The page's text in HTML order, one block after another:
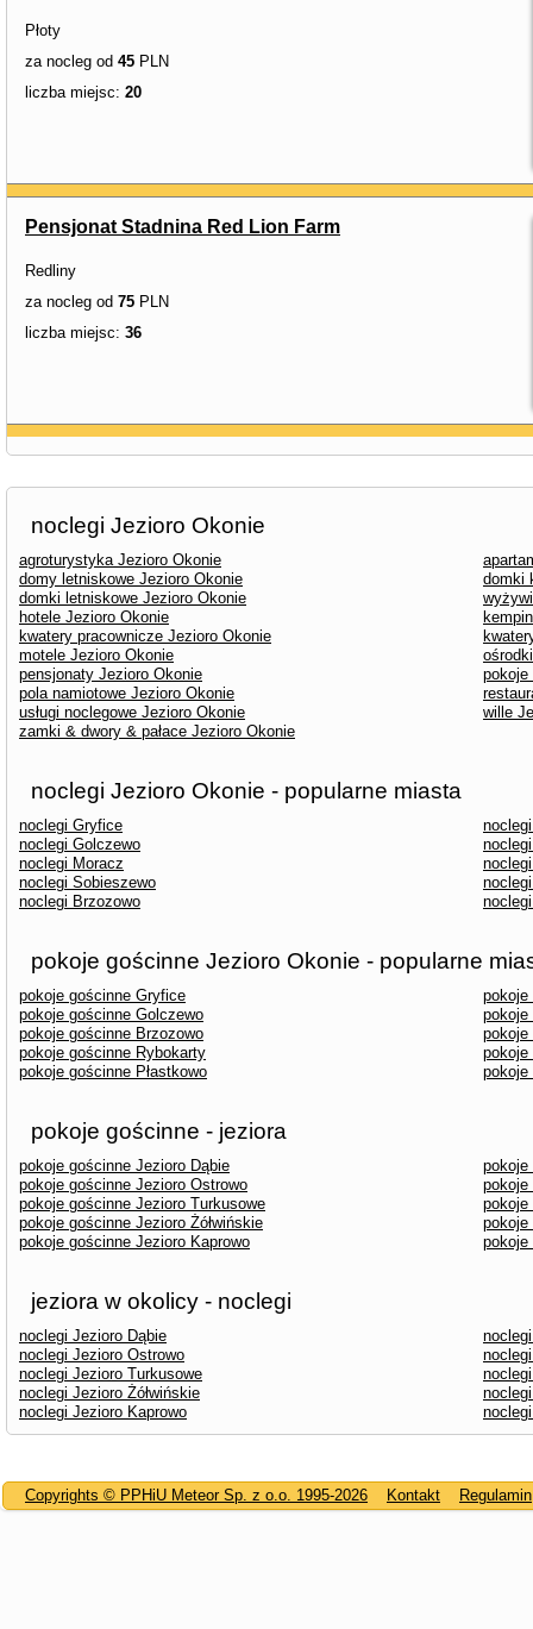
Płoty
za nocleg od 45 PLN
liczba miejsc: 20
Pensjonat Stadnina Red Lion Farm
Redliny
za nocleg od 75 PLN
liczba miejsc: 36
noclegi Jezioro Okonie
agroturystyka Jezioro Okonie
domy letniskowe Jezioro Okonie
domki
domki letniskowe Jezioro Okonie
hotele Jezioro Okonie
kwatery pracownicze Jezioro Okonie
motele Jezioro Okonie
pensjonaty Jezioro Okonie
pokoje
pola namiotowe Jezioro Okonie
usługi noclegowe Jezioro Okonie
wille
zamki & dwory & pałace Jezioro Okonie
noclegi Jezioro Okonie - popularne miasta
noclegi Gryfice
noclegi Golczewo
noclegi Moracz
noclegi Sobieszewo
noclegi Brzozowo
pokoje gościnne Jezioro Okonie - popularne
pokoje gościnne Gryfice
pokoje
pokoje gościnne Golczewo
pokoje
pokoje gościnne Brzozowo
pokoje
pokoje gościnne Rybokarty
pokoje
pokoje gościnne Płastkowo
pokoje
pokoje gościnne - jeziora
pokoje gościnne Jezioro Dąbie
pokoje
pokoje gościnne Jezioro Ostrowo
pokoje
pokoje gościnne Jezioro Turkusowe
pokoje
pokoje gościnne Jezioro Żółwińskie
pokoje
pokoje gościnne Jezioro Kaprowo
pokoje
jeziora w okolicy - noclegi
noclegi Jezioro Dąbie
noclegi Jezioro Ostrowo
noclegi Jezioro Turkusowe
noclegi Jezioro Żółwińskie
noclegi Jezioro Kaprowo
Copyrights © PPHiU Meteor Sp. z o.o. 1995-2026 Kontakt Regulamin